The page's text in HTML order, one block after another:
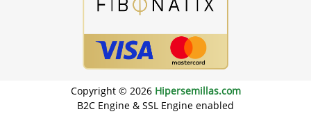
Copyright © 2026 Hipersemillas.com
B2C Engine & SSL Engine enabled